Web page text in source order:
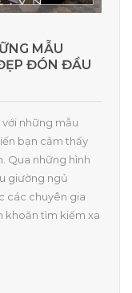
MẪU
ĐÓN ĐẦU
những mẫu
bạn cảm thấy
Qua những hình
giường ngủ
các chuyên gia
khoăn tìm kiếm xa